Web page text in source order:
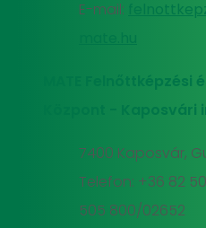
E-mail:
MATE
Központ - Kaposvári
7400 Kaposvár,
Telefon: +36 82
505 800/02652